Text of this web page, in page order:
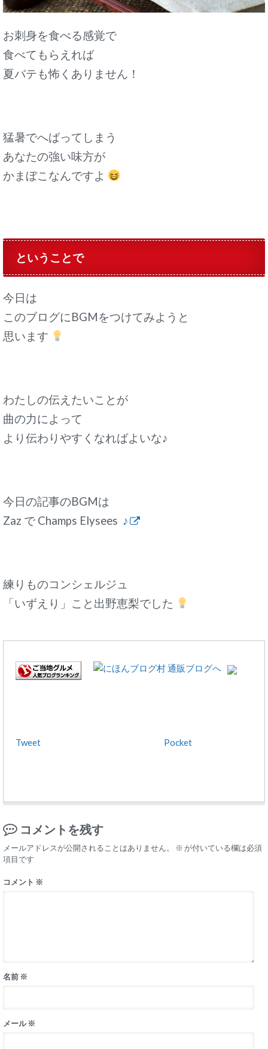
お刺身を食べる感覚で
食べてもらえれば
夏バテも怖くありません！
猛暑でへばってしまう
あなたの強い味方が
かまぼこなんですよ
ということで
今日は
このブログにBGMをつけてみようと
思います
わたしの伝えたいことが
曲の力によって
より伝わりやすくなればよいな♪
今日の記事のBGMは
Zaz で Champs Elysees ♪
練りものコンシェルジュ
「いずえり」こと出野恵梨でした
Tweet Pocket
コメントを残す
メールアドレスが公開されることはありません。 ※ が付いている欄は必須
項目です
コメント ※
名前 ※
メール※